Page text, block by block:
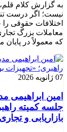
به گزارش کلام
نیست؛ اگر درست
اختلافات حقوقی را
معاملات بزرگ
که معمولاً در
07 ژانویه 2026
امین ابراهیمی
جلسه کمیته
بازاریابی و